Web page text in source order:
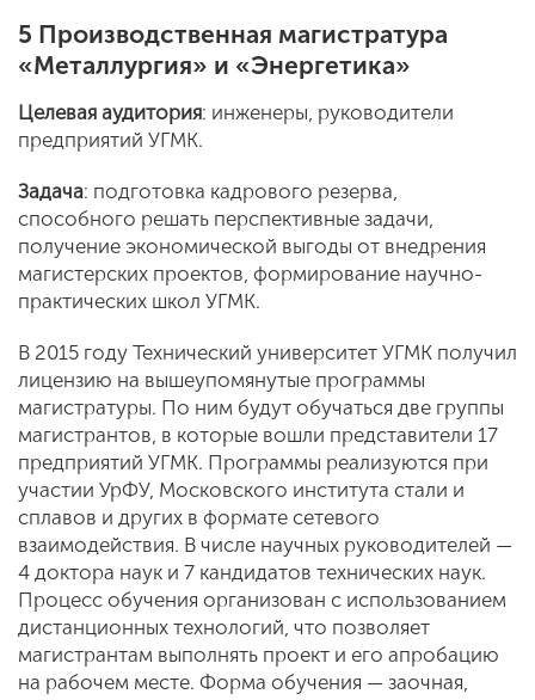
5 Производственная магистратура
«Металлургия» и «Энергетика»
Целевая аудитория: инженеры, руководители
предприятий УГМК.
Задача: подготовка кадрового резерва,
способного решать перспективные задачи,
получение экономической выгоды от внедрения
магистерских проектов, формирование научно-
практических школ УГМК.
В 2015 году Технический университет УГМК получил
лицензию на вышеупомянутые программы
магистратуры. По ним будут обучаться две группы
магистрантов, в которые вошли представители 17
предприятий УГМК. Программы реализуются при
участии УрФУ, Московского института стали и
сплавов и других в формате сетевого
взаимодействия. В числе научных руководителей —
4 доктора наук и 7 кандидатов технических наук.
Процесс обучения организован с использованием
дистанционных технологий, что позволяет
магистрантам выполнять проект и его апробацию
на рабочем месте. Форма обучения — заочная,